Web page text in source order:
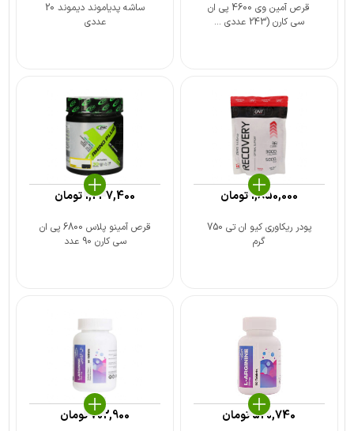
قرص آمین وی 4600 پی ان
سی کارن (243 عددی ...
ساشه پدیاموند دیموند 20
عددی
پودر ریکاوری کیو ان تی 750
گرم
1,850,000تومان
قرص آمینو پلاس 6800 پی ان
سی کارن 90 عدد
1,247,400تومان
520,740تومان 702,900تومان